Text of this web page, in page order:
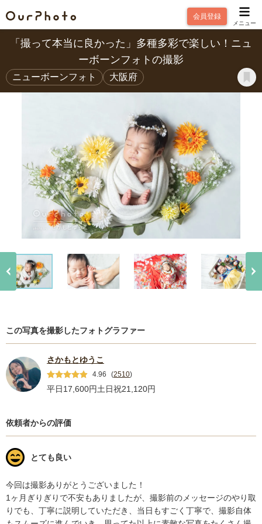
会員登録
メニュー
「撮って本当に良かった」多種多彩で楽しい！ニュ
ーボーンフォトの撮影
ニューボーンフォト 大阪府
この写真を撮影したフォトグラファー
さかもとゆうこ
4.96 (2510)
平日17,600円土日祝21,120円
依頼者からの評価
とても良い
今回は撮影ありがとうございました！
1ヶ月ぎりぎりで不安もありましたが、撮影前のメッセージのやり取
りでも、丁寧に説明していただき、当日もすごく丁寧で、撮影自体